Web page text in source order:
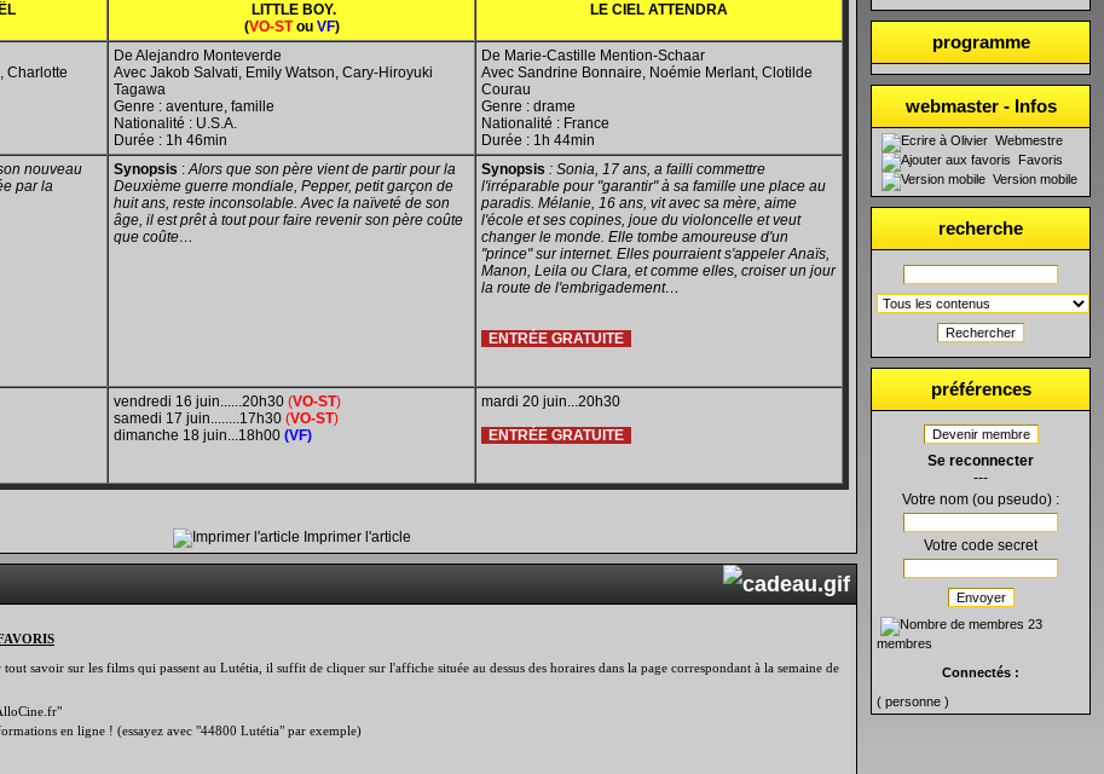
ËL
LITTLE BOY.
(VO-STou VF)
LE CIEL ATTENDRA
Charlotte
De Alejandro Monteverde
Avec Jakob Salvati, Emily Watson, Cary-Hiroyuki
Tagawa
Genre : aventure, famille
Nationalité : U.S.A.
Durée : 1h 46min
De Marie-Castille Mention-Schaar
Avec Sandrine Bonnaire, Noémie Merlant, Clotilde
Courau
Genre : drame
Nationalité : France
Durée : 1h 44min
nouveau
par la
Synopsis :Alors que son père vient de partir pour la
Deuxième guerre mondiale, Pepper, petit garçon de
huit ans, reste inconsolable. Avec la naïveté de son
âge, il est prêt à tout pour faire revenir son père coûte
que coûte…
Synopsis : Sonia, 17 ans, a failli commettre
l'irréparable pour "garantir" à sa famille une place au
paradis. Mélanie, 16 ans, vit avec sa mère, aime
l'école et ses copines, joue du violoncelle et veut
changer le monde. Elle tombe amoureuse d'un
"prince" sur internet. Elles pourraient s'appeler Anaïs,
Manon, Leila ou Clara, et comme elles, croiser un jour
la route de l'embrigadement…
ENTRÉE GRATUITE
vendredi 16 juin......20h30 (VO-ST)
samedi 17 juin........17h30 (VO-ST)
dimanche 18 juin...18h00 (VF)
mardi 20 juin...20h30
ENTRÉE GRATUITE
Imprimer l'article
savoir sur les films qui passent au Lutétia, il suffit de cliquer sur l'affiche située au dessus des horaires dans la page correspondant à la semaine de
en ligne ! (essayez avec "44800 Lutétia" par exemple)
programme
webmaster - Infos
Webmestre
Favoris
Version mobile
recherche
Rechercher
préférences
Devenir membre
Se reconnecter
---
Votre nom (ou pseudo) :
Votre code secret
Envoyer
23
membres
Connectés :
( personne )